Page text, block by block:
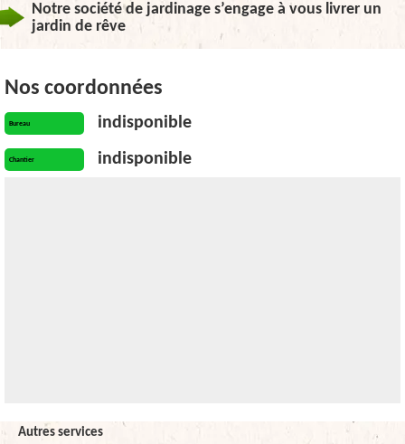
Notre société de jardinage s’engage à vous livrer un
jardin de rêve
Nos coordonnées
Bureau indisponible
Chantier indisponible
Autres services